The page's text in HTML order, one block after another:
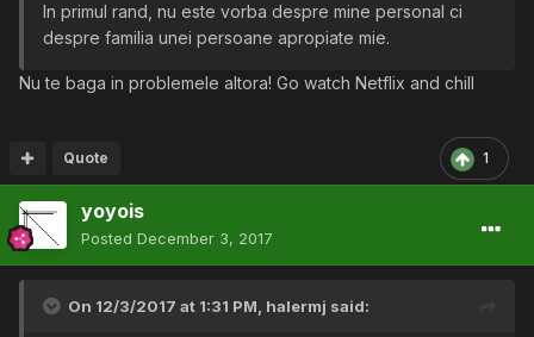
In primul rand, nu este vorba despre mine personal ci
despre familia unei persoane apropiate mie.
Nu te baga in problemele altora! Go watch Netflix and chill
1
Quote
yoyois
Posted December 3, 2017
On 12/3/2017 at 1:31 PM, halermj said: